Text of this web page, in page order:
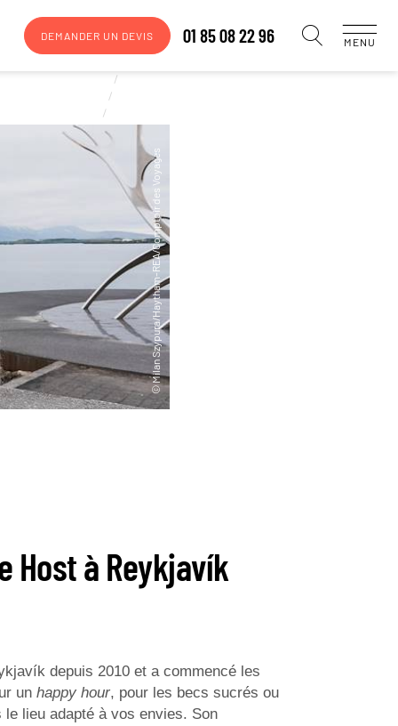
DEMANDER UN DEVIS 01 85 08 22 96 MENU
Host à Reykjavík
depuis 2010 et a commencé les
un happy hour, pour les becs sucrés ou
lieu adapté à vos envies. Son